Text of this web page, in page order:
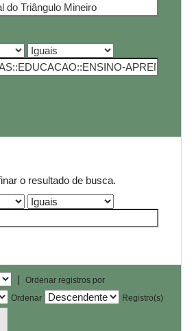
o resultado de busca.
|
Ordenar registros por
Ordenar
Registro(s)